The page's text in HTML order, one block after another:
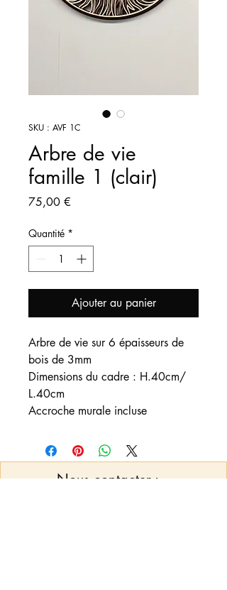
SKU : AVF 1C
Arbre de vie
famille 1 (clair)
75,00 €
Quantité *
Ajouter au panier
Arbre de vie sur 6 épaisseurs de
bois de 3mm
Dimensions du cadre : H.40cm/
L.40cm
Accroche murale incluse
Nous contacter: